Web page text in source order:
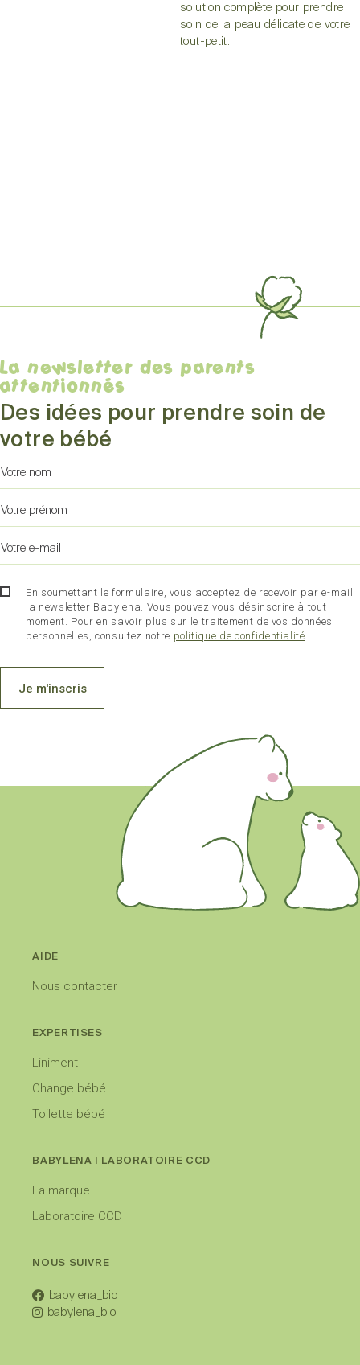
solution complète pour prendre
soin de la peau délicate de votre
tout-petit.
La newsletter des parents
attentionnés
Des idées pour prendre soin de
votre bébé
En soumettant le formulaire, vous acceptez de recevoir par e-mail
la newsletter Babylena. Vous pouvez vous désinscrire à tout
moment. Pour en savoir plus sur le traitement de vos données
personnelles, consultez notre politique de confidentialité.
Je m'inscris
AIDE
Nous contacter
EXPERTISES
Liniment
Change bébé
Toilette bébé
BABYLENA I LABORATOIRE CCD
La marque
Laboratoire CCD
NOUS SUIVRE
babylena_bio
babylena_bio